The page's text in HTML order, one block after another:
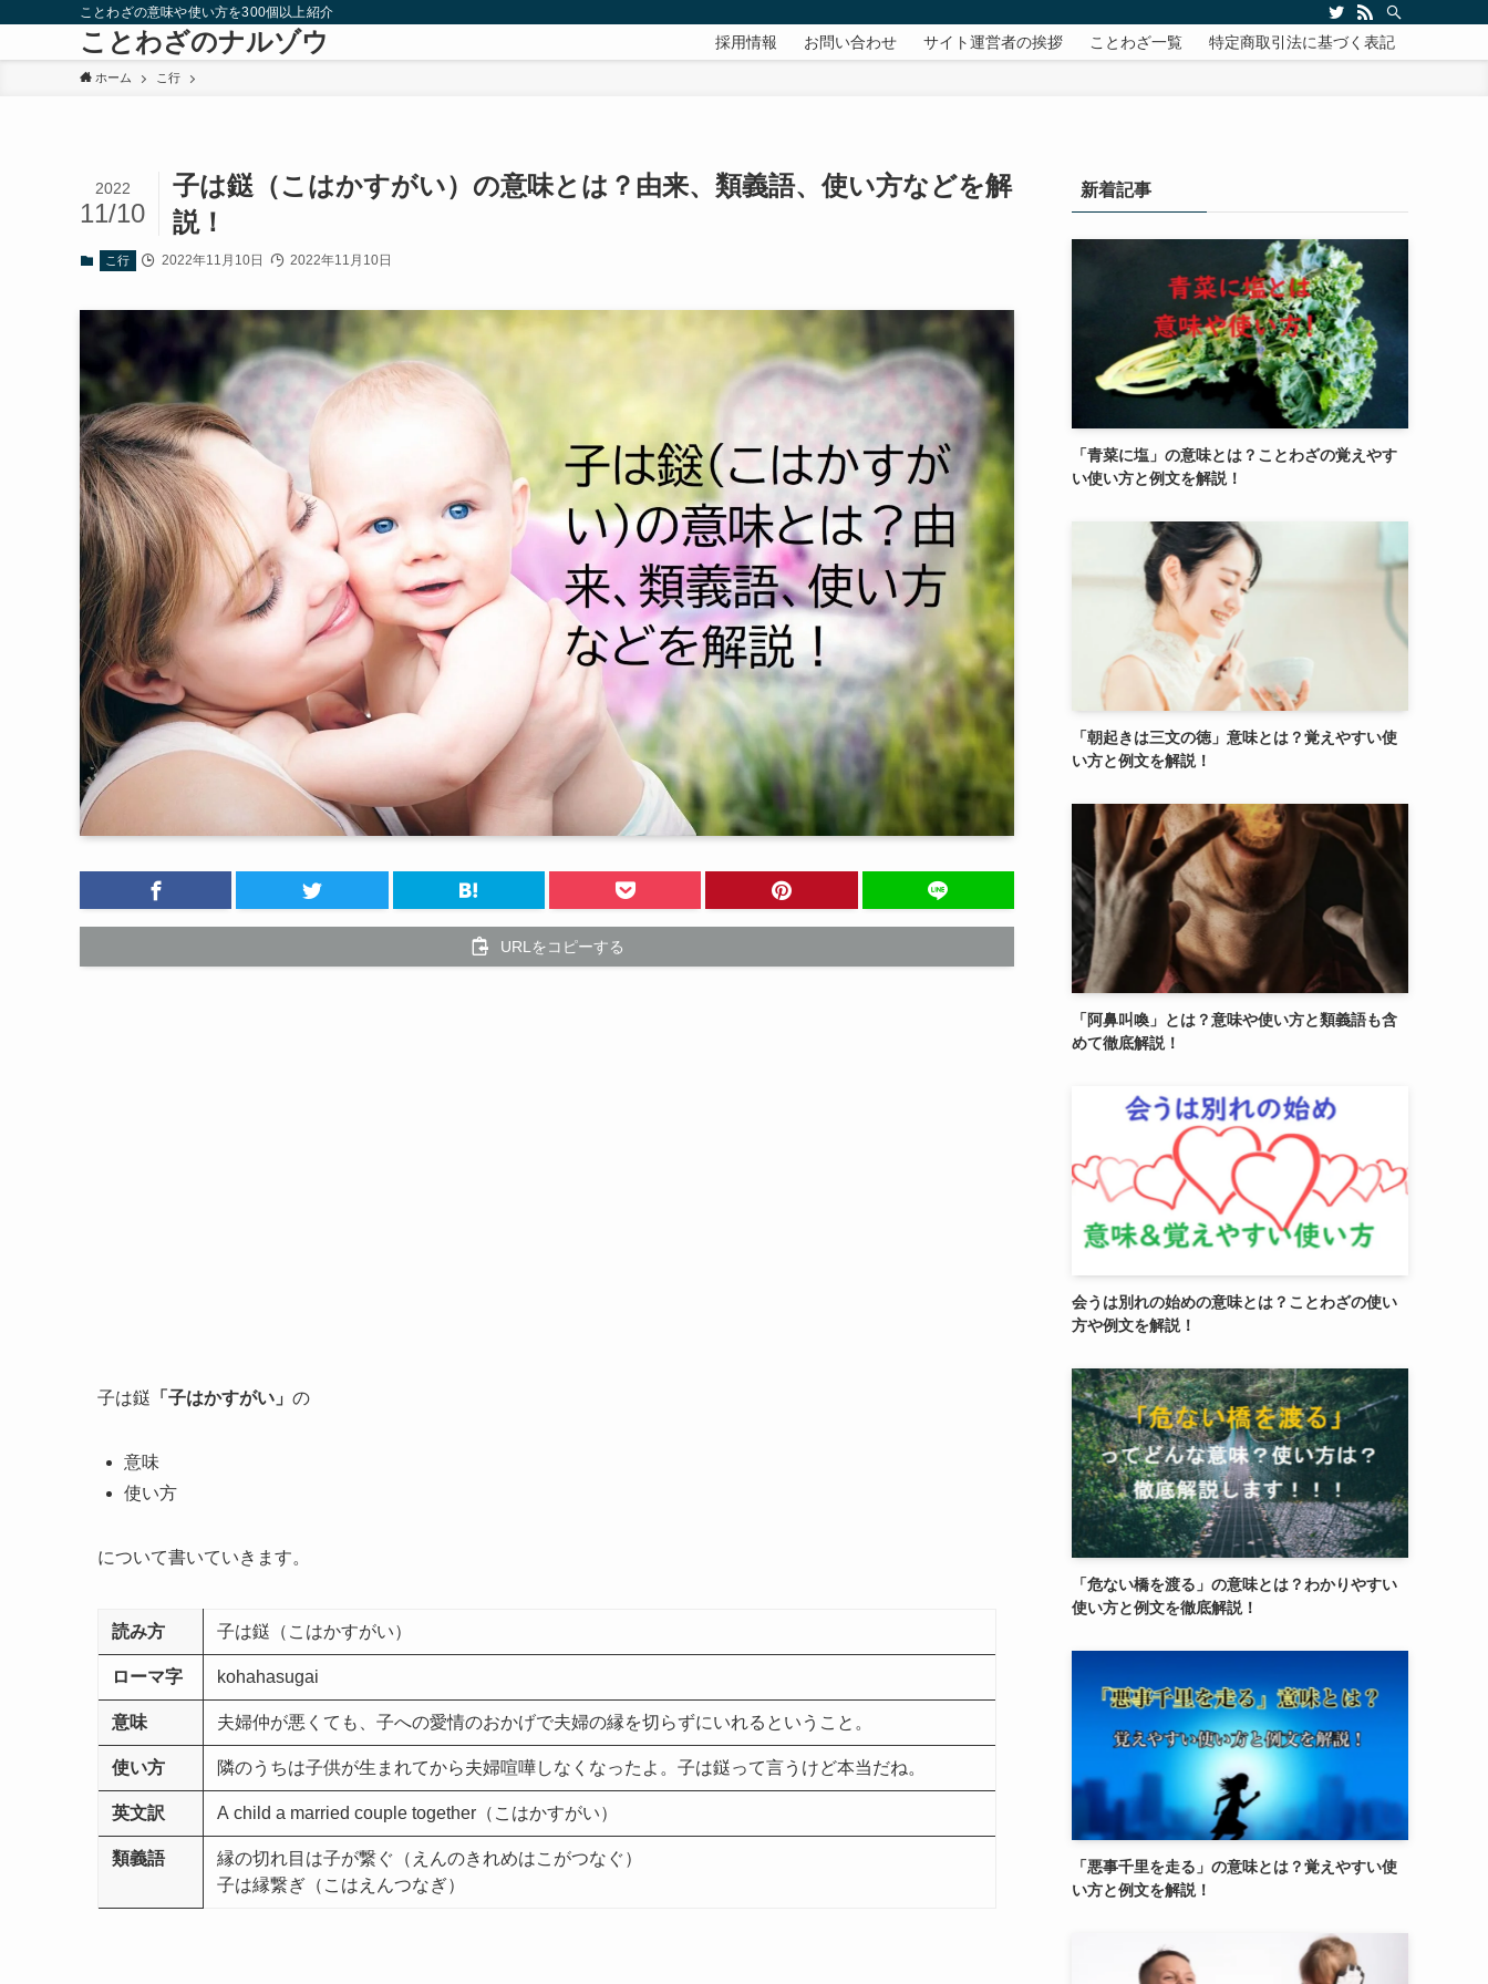
ことわざの意味や使い方を300個以上紹介
ことわざのナルゾウ 採用情報 お問い合わせ サイト運営者の挨拶 ことわざ一覧 特定商取引法に基づく表記
ホーム こ行
子は鎹（こはかすがい）の意味とは？由来、類義語、使い方などを解
説！
2022
11/10
こ行 2022年11月10日 2022年11月10日
URLをコピーする
子は鎹 「子はかすがい」 の
意味
使い方
について書いていきます。
読み方 子は鎹（こはかすがい）
ローマ字 kohahasugai
意味 夫婦仲が悪くても、子への愛情のおかげで夫婦の縁を切らずにいれるということ。
使い方 隣のうちは子供が生まれてから夫婦喧嘩しなくなったよ。子は鎹って言うけど本当だね。
英文訳 A child a married couple together（こはかすがい）
類義語
縁の切れ目は子が繋ぐ（えんのきれめはこがつなぐ）
子は縁繋ぎ（こはえんつなぎ）
新着記事
「青菜に塩」の意味とは？ことわざの覚えやす
い使い方と例文を解説！
「朝起きは三文の徳」意味とは？覚えやすい使
い方と例文を解説！
「阿鼻叫喚」とは？意味や使い方と類義語も含
めて徹底解説！
会うは別れの始めの意味とは？ことわざの使い
方や例文を解説！
「危ない橋を渡る」の意味とは？わかりやすい
使い方と例文を徹底解説！
「悪事千里を走る」の意味とは？覚えやすい使
い方と例文を解説！